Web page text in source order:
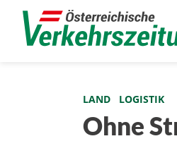
LAND LOGISTIK
Ohne